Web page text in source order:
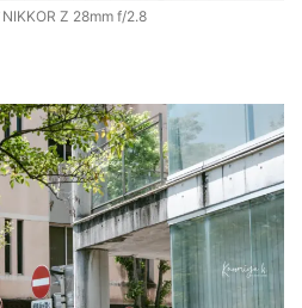
Z 28mm f/2.8